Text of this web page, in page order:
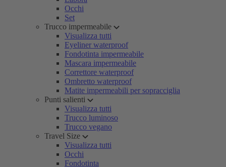
Occhi
Set
Trucco impermeabile
Visualizza tutti
Eyeliner waterproof
Fondotinta impermeabile
Mascara impermeabile
Correttore waterproof
Ombretto waterproof
Matite impermeabili per sopracciglia
Punti salienti
Visualizza tutti
Trucco luminoso
Trucco vegano
Travel Size
Visualizza tutti
Occhi
Fondotinta